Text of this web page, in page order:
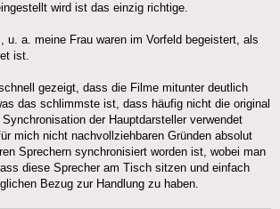
wird ist das einzig richtige.
u. a. meine Frau waren im Vorfeld begeistert, als
ist.
gezeigt, dass die Filme mitunter deutlich
das schlimmste ist, dass häufig nicht die original
der Hauptdarsteller verwendet
mich nicht nachvollziehbaren Gründen absolut
Sprechern synchronisiert worden ist, wobei man
diese Sprecher am Tisch sitzen und einfach
Bezug zur Handlung zu haben.